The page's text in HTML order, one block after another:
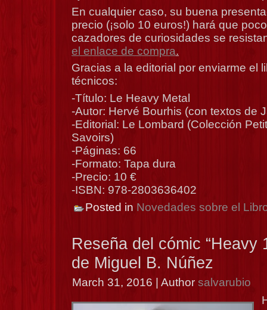
En cualquier caso, su buena
precio (¡solo 10 euros!) hará que
cazadores de curiosidades se
el enlace de compra.
Gracias a la editorial por enviarme el
técnicos:
-Título: Le Heavy Metal
-Autor: Hervé Bourhis (con textos de
-Editorial: Le Lombard (Colección
Savoirs)
-Páginas: 66
-Formato: Tapa dura
-Precio: 10 €
-ISBN: 978-2803636402
Posted in Novedades sobre el
Reseña del cómic “Heavy
de Miguel B. Núñez
March 31, 2016 | Author salvarubio